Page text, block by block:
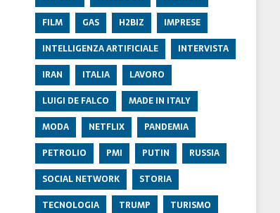
FILM
GAS H2BIZ
IMPRESE
INTELLIGENZA ARTIFICIALE
INTERVISTA
IRAN
ITALIA
LAVORO
LUIGI DE FALCO
MADE IN ITALY
MODA
NETFLIX
PANDEMIA
PETROLIO
PMI PUTIN
RUSSIA
SOCIAL NETWORK
STORIA
TECNOLOGIA
TRUMP
TURISMO